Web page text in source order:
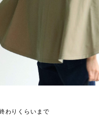
わりくらいまで